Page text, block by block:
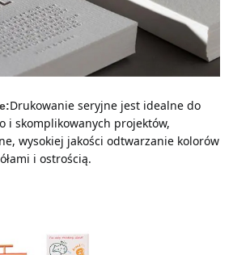
Drukowanie seryjne jest idealne do
i skomplikowanych projektów,
wysokiej jakości odtwarzanie kolorów
i ostrością.